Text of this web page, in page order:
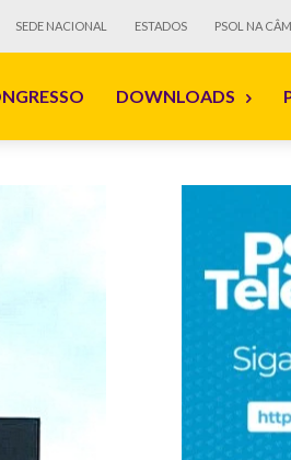
SEDE NACIONAL ESTADOS PSOL NA
DOWNLOADS